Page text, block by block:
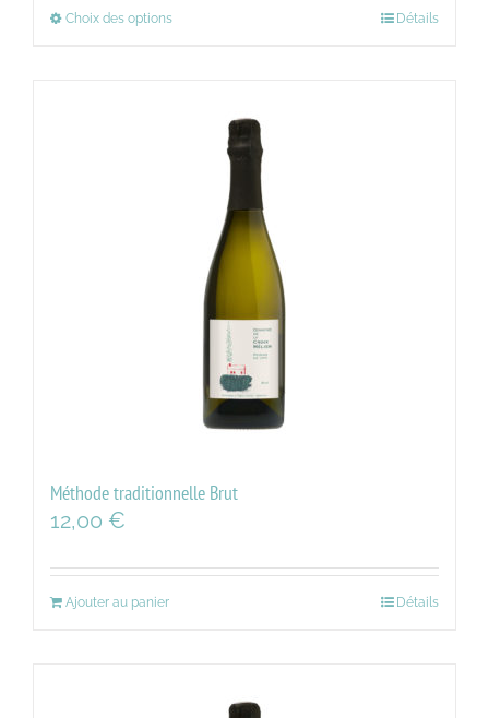
Choix des options Détails
Méthode traditionnelle Brut
12,00 €
Ajouter au panier Détails